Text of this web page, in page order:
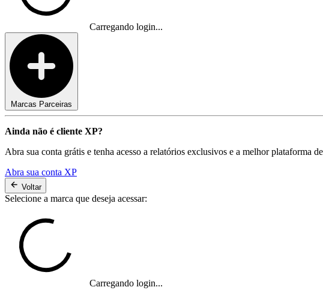
Carregando login...
Marcas Parceiras
Ainda não é cliente XP?
Abra sua conta grátis e tenha acesso a relatórios exclusivos e a melhor plataforma
Abra sua conta XP
Voltar
Selecione a marca que deseja acessar:
Carregando login...